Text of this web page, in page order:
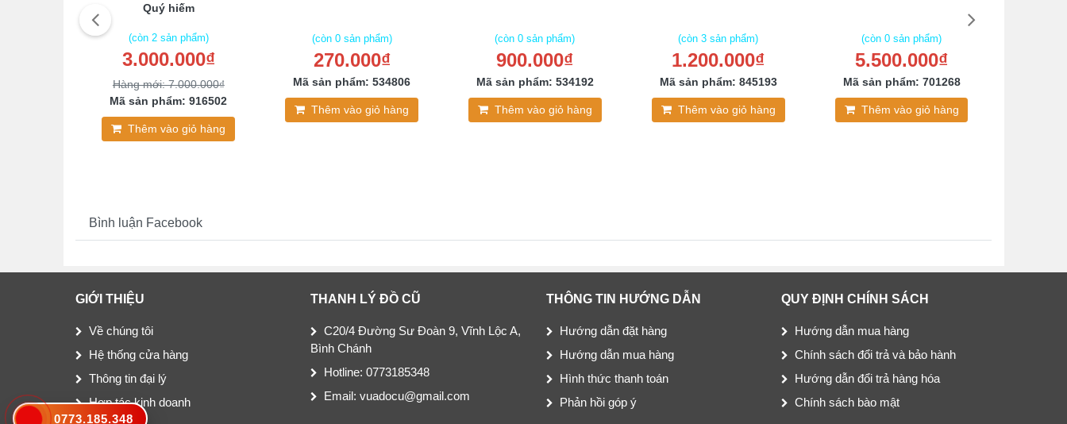
Quý hiếm
(còn 2 sản phẩm)
3.000.000₫
Hàng mới: 7.000.000₫
Mã sản phẩm: 916502
Thêm vào giỏ hàng
(còn 0 sản phẩm)
270.000₫
Mã sản phẩm: 534806
Thêm vào giỏ hàng
(còn 0 sản phẩm)
900.000₫
Mã sản phẩm: 534192
Thêm vào giỏ hàng
(còn 3 sản phẩm)
1.200.000₫
Mã sản phẩm: 845193
Thêm vào giỏ hàng
(còn 0 sản phẩm)
5.500.000₫
Mã sản phẩm: 701268
Thêm vào giỏ hàng
Bình luận Facebook
GIỚI THIỆU
Về chúng tôi
Hệ thống cửa hàng
Thông tin đại lý
Hợp tác kinh doanh
THANH LÝ ĐỒ CŨ
C20/4 Đường Sư Đoàn 9, Vĩnh Lộc A,
Bình Chánh
Hotline: 0773185348
Email: vuadocu@gmail.com
THÔNG TIN HƯỚNG DẪN
Hướng dẫn đặt hàng
Hướng dẫn mua hàng
Hình thức thanh toán
Phản hồi góp ý
QUY ĐỊNH CHÍNH SÁCH
Hướng dẫn mua hàng
Chính sách đổi trả và bảo hành
Hướng dẫn đổi trả hàng hóa
Chính sách bào mật
0773.185.348